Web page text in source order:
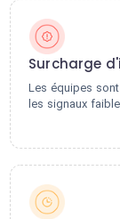
Surcharge
Les équipes
les signaux